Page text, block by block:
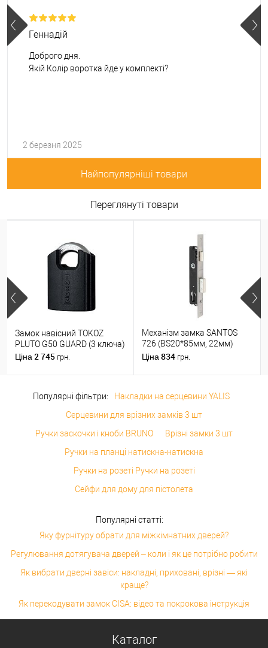
Геннадій
Доброго дня.
Якій Колір воротка йде у комплекті?
2 березня 2025
Найпопулярніші товари
Переглянуті товари
Замок навісний TOKOZ
PLUTO G50 GUARD (3 ключа)
Ціна 2 745 грн.
Механізм замка SANTOS
726 (BS20*85мм, 22мм)
матовий хром
Ціна 834 грн.
Популярні фільтри:
Накладки на серцевини YALIS
Серцевини для врізних замків 3 шт
Ручки заскочки і кноби BRUNO
Врізні замки 3 шт
Ручки на планці натискна-натискна
Ручки на розеті Ручки на розеті
Сейфи для дому для пістолета
Популярні статті:
Яку фурнітуру обрати для міжкімнатних дверей?
Регулювання дотягувача дверей – коли і як це потрібно робити
Як вибрати дверні завіси: накладні, приховані, врізні — які
краще?
Як перекодувати замок CISA: відео та покрокова інструкція
Каталог